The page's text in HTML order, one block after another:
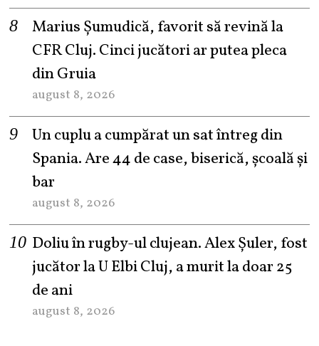
Marius Șumudică, favorit să revină la
CFR Cluj. Cinci jucători ar putea pleca
din Gruia
august 8, 2026
Un cuplu a cumpărat un sat întreg din
Spania. Are 44 de case, biserică, școală și
bar
august 8, 2026
Doliu în rugby-ul clujean. Alex Șuler, fost
jucător la U Elbi Cluj, a murit la doar 25
de ani
august 8, 2026